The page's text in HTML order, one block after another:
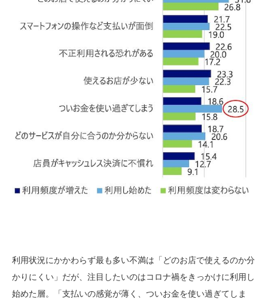
利用状況にかかわらず最も多い不満は「どのお店で使えるのか分
かりにくい」だが、注目したいのはコロナ禍をきっかけに利用し
始めた層。「支払いの感覚が薄く、ついお金を使い過ぎてしま